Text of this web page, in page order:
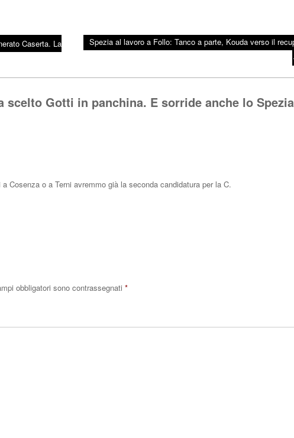
Caserta. La
Spezia al lavoro a Follo: Tanco a parte, Kouda verso il
scelto Gotti in panchina. E sorride anche lo Spezia
Cosenza o a Terni avremmo già la seconda candidatura per la C.
obbligatori sono contrassegnati *